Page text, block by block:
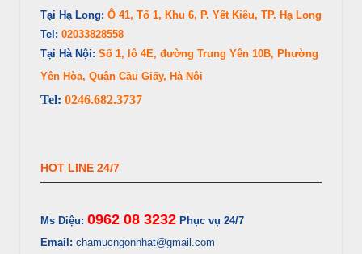
Tại Hạ Long: Ô 41, Tổ 1, Khu 6, P. Yết Kiêu, TP. Hạ Long
Tel: 02033828558
Tại Hà Nội: Số 1, lô 4E, đường Trung Yên 10B, Phường
Yên Hòa, Quận Cầu Giấy, Hà Nội
Tel: 0246.682.3737
HOT LINE 24/7
Ms Diệu: 0962 08 3232 Phục vụ 24/7
Email: chamucngonnhat@gmail.com